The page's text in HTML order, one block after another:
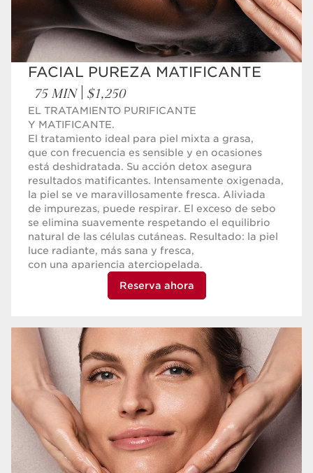
FACIAL PUREZA MATIFICANTE
75 MIN $1,250
EL TRATAMIENTO PURIFICANTE
Y MATIFICANTE.
El tratamiento ideal para piel mixta a grasa,
que con frecuencia es sensible y en ocasiones
está deshidratada. Su acción detox asegura
resultados matificantes. Intensamente oxigenada,
la piel se ve maravillosamente fresca. Aliviada
de impurezas, puede respirar. El exceso de sebo
se elimina suavemente respetando el equilibrio
natural de las células cutáneas. Resultado: la piel
luce radiante, más sana y fresca,
con una apariencia aterciopelada.
Reserva ahora